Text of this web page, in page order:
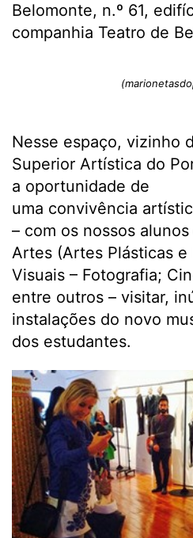
Belomonte, n.º 61,
companhia Teatro de
Nesse espaço, vizinho
Superior Artística do
a oportunidade de
uma convivência
– com os nossos
Artes (Artes Plásticas
Visuais – Fotografia;
entre outros – visitar,
instalações do novo
dos estudantes.